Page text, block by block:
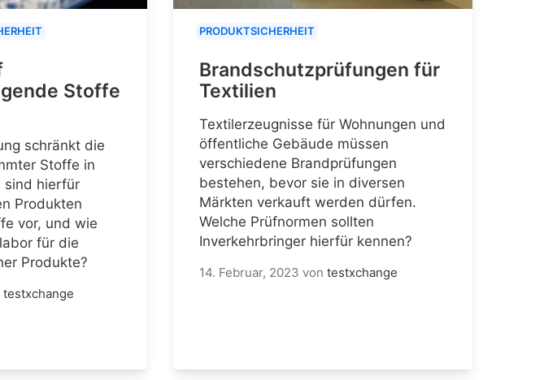
Stoffe
schränkt die
Stoffe in
sind hierfür
Produkten
vor, und wie
für die
Produkte?
testxchange
PRODUKTSICHERHEIT
Brandschutzprüfungen für
Textilien
Textilerzeugnisse für Wohnungen und
öffentliche Gebäude müssen
verschiedene Brandprüfungen
bestehen, bevor sie in diversen
Märkten verkauft werden dürfen.
Welche Prüfnormen sollten
Inverkehrbringer hierfür kennen?
14. Februar, 2023 von testxchange